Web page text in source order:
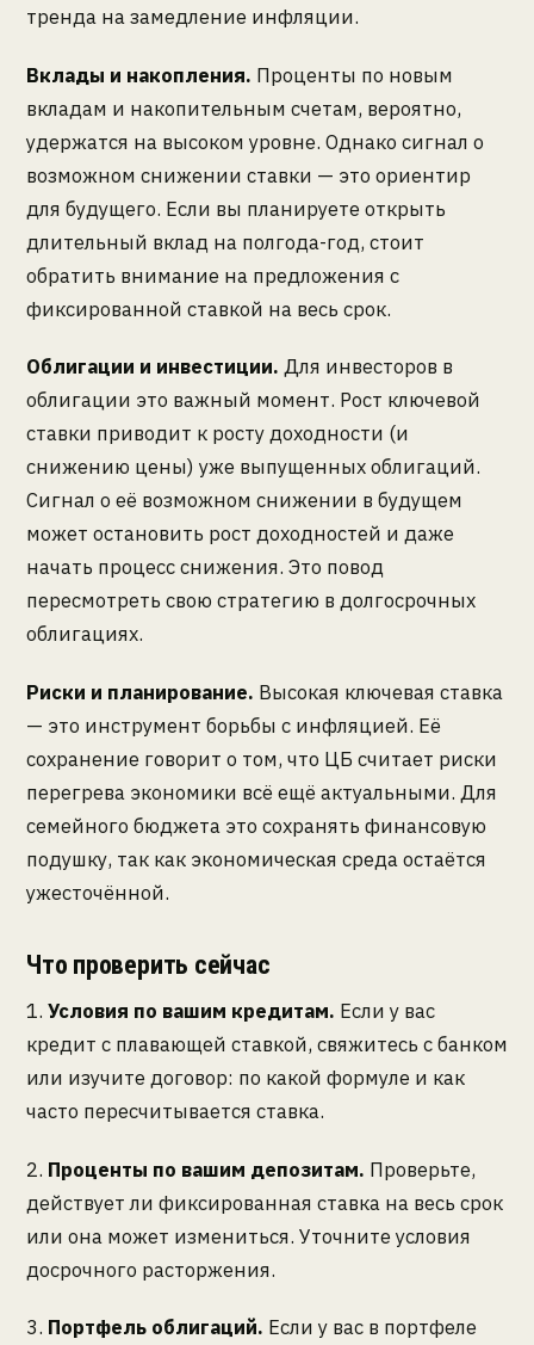
тренда на замедление инфляции.
Вклады и накопления. Проценты по новым
вкладам и накопительным счетам, вероятно,
удержатся на высоком уровне. Однако сигнал о
возможном снижении ставки — это ориентир
для будущего. Если вы планируете открыть
длительный вклад на полгода-год, стоит
обратить внимание на предложения с
фиксированной ставкой на весь срок.
Облигации и инвестиции. Для инвесторов в
облигации это важный момент. Рост ключевой
ставки приводит к росту доходности (и
снижению цены) уже выпущенных облигаций.
Сигнал о её возможном снижении в будущем
может остановить рост доходностей и даже
начать процесс снижения. Это повод
пересмотреть свою стратегию в долгосрочных
облигациях.
Риски и планирование. Высокая ключевая ставка
— это инструмент борьбы с инфляцией. Её
сохранение говорит о том, что ЦБ считает риски
перегрева экономики всё ещё актуальными. Для
семейного бюджета это сохранять финансовую
подушку, так как экономическая среда остаётся
ужесточённой.
Что проверить сейчас
1. Условия по вашим кредитам. Если у вас
кредит с плавающей ставкой, свяжитесь с банком
или изучите договор: по какой формуле и как
часто пересчитывается ставка.
2. Проценты по вашим депозитам. Проверьте,
действует ли фиксированная ставка на весь срок
или она может измениться. Уточните условия
досрочного расторжения.
3. Портфель облигаций. Если у вас в портфеле